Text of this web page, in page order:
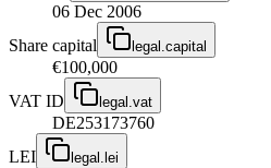
06 Dec 2006
Share capital
legal.capital
€100,000
VAT ID
legal.vat
DE253173760
LEI
legal.lei